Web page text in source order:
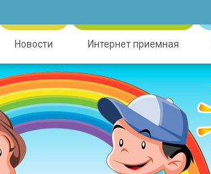
Новости Интернет приемная